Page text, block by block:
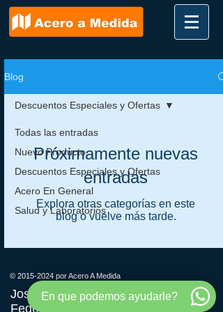
Blog
Todas las entradas
Nuevo Producto
Descuentos Especiales y Ofertas
Acero En General
Salud y Laboratorios
Descuentos Especiales y Ofertas
Próximamente nuevas
entradas
Explora otras categorías en este
blog o vuelve más tarde.
© 2015-2024 por Acero A Medida
José Ignacio Rucci 3649 (Capital
Federal, Entre Balbastro y Saraza)
En que podemos ayudarle?